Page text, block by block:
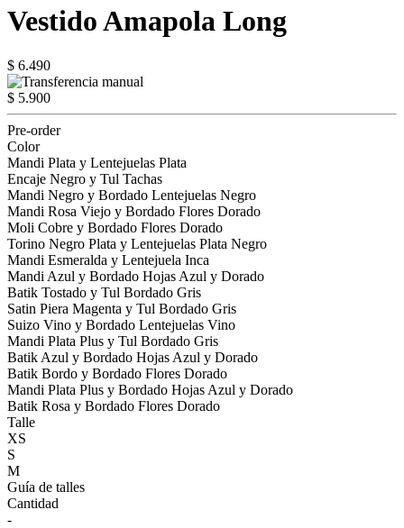
Vestido Amapola Long
$ 6.490
$ 5.900
Pre-order
Color
Mandi Plata y Lentejuelas Plata
Encaje Negro y Tul Tachas
Mandi Negro y Bordado Lentejuelas Negro
Mandi Rosa Viejo y Bordado Flores Dorado
Moli Cobre y Bordado Flores Dorado
Torino Negro Plata y Lentejuelas Plata Negro
Mandi Esmeralda y Lentejuela Inca
Mandi Azul y Bordado Hojas Azul y Dorado
Batik Tostado y Tul Bordado Gris
Satin Piera Magenta y Tul Bordado Gris
Suizo Vino y Bordado Lentejuelas Vino
Mandi Plata Plus y Tul Bordado Gris
Batik Azul y Bordado Hojas Azul y Dorado
Batik Bordo y Bordado Flores Dorado
Mandi Plata Plus y Bordado Hojas Azul y Dorado
Batik Rosa y Bordado Flores Dorado
Talle
XS
S
M
Guía de talles
Cantidad
-